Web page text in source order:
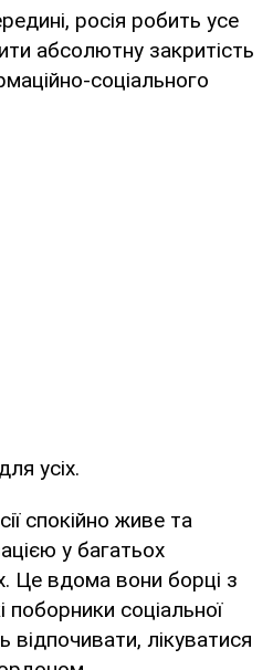
росія робить усе
абсолютну закритість
соціального
усіх.
спокійно живе та
у багатьох
Це вдома вони борці з
поборники соціальної
відпочивати, лікуватися